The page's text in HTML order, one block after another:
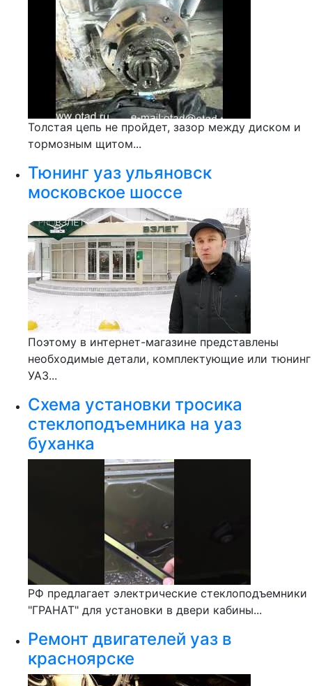
Толстая цепь не пройдет, зазор между диском и
тормозным щитом...
Тюнинг уаз ульяновск
московское шоссе
Поэтому в интернет-магазине представлены
необходимые детали, комплектующие или тюнинг
УАЗ...
Схема установки тросика
стеклоподъемника на уаз
буханка
РФ предлагает электрические стеклоподъемники
"ГРАНАТ" для установки в двери кабины...
Ремонт двигателей уаз в
красноярске